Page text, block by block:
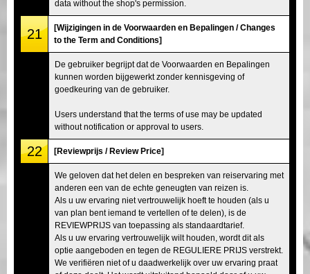
data without the shop's permission.
21
[Wijzigingen in de Voorwaarden en Bepalingen / Changes
to the Term and Conditions]
De gebruiker begrijpt dat de Voorwaarden en Bepalingen
kunnen worden bijgewerkt zonder kennisgeving of
goedkeuring van de gebruiker.
Users understand that the terms of use may be updated
without notification or approval to users.
22 [Reviewprijs / Review Price]
We geloven dat het delen en bespreken van reiservaring met
anderen een van de echte geneugten van reizen is.
Als u uw ervaring niet vertrouwelijk hoeft te houden (als u
van plan bent iemand te vertellen of te delen), is de
REVIEWPRIJS van toepassing als standaardtarief.
Als u uw ervaring vertrouwelijk wilt houden, wordt dit als
optie aangeboden en tegen de REGULIERE PRIJS verstrekt.
We verifiëren niet of u daadwerkelijk over uw ervaring praat